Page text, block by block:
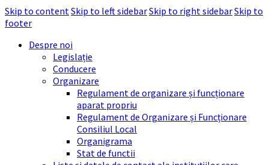
Skip to contentSkip to left sidebarSkip to right sidebarSkip to
footer
Despre noi
Legislație
Conducere
Organizare
Regulament de organizare și funcționare
aparat propriu
Regulament de Organizare și Funcționare
Consiliul Local
Organigrama
Stat de functii